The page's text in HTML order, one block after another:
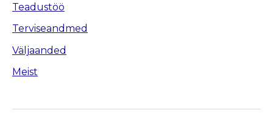
Teadustöö
Terviseandmed
Väljaanded
Meist